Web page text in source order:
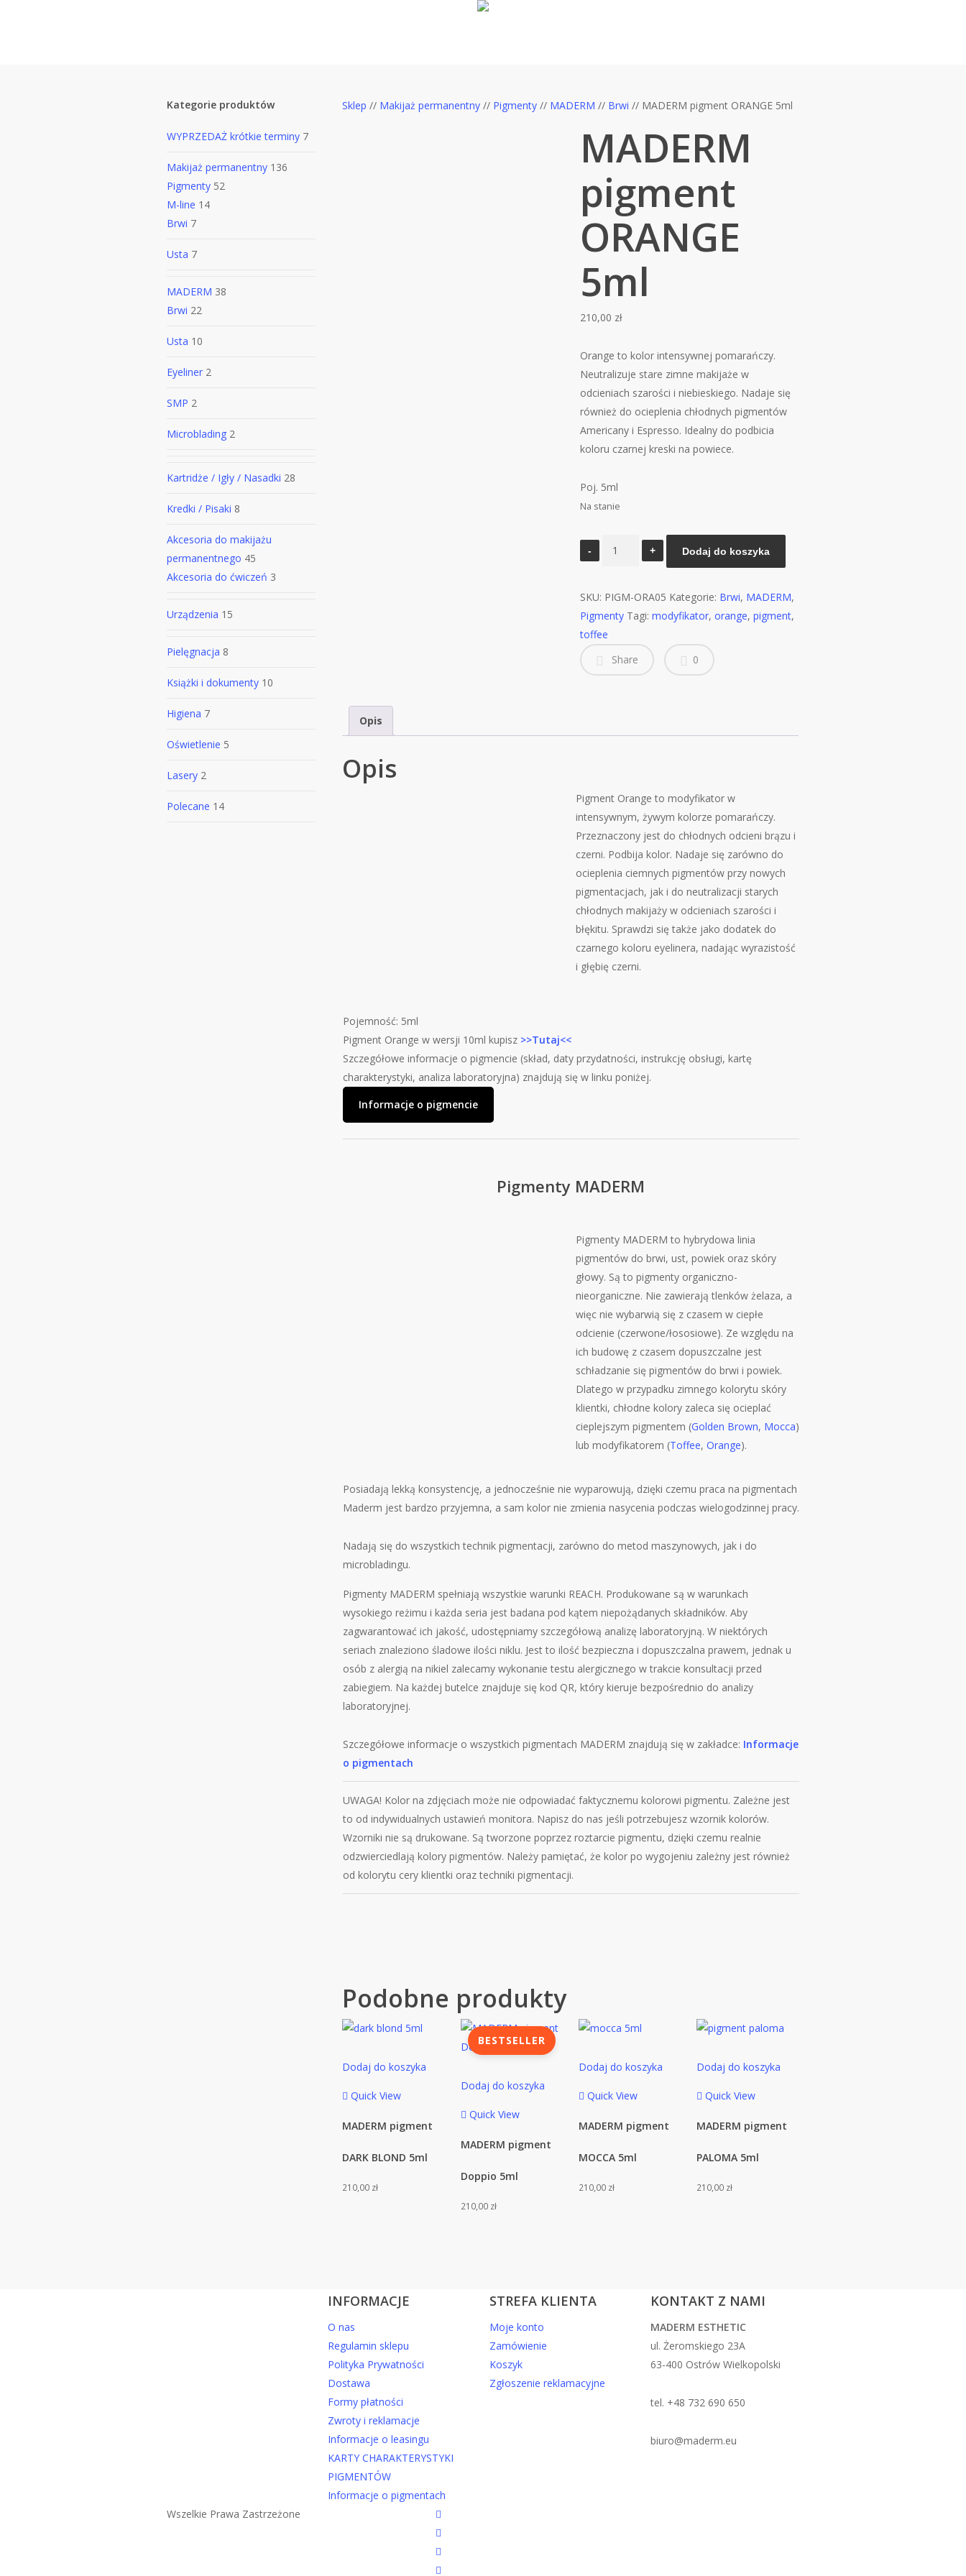
Kategorie produktów
WYPRZEDAŻ krótkie terminy 7
Makijaż permanentny 136
Pigmenty 52
M-line 14
Brwi 7
Usta 7
MADERM 38
Brwi 22
Usta 10
Eyeliner 2
SMP 2
Microblading 2
Kartridże / Igły / Nasadki 28
Kredki / Pisaki 8
Akcesoria do makijażu
permanentnego 45
Akcesoria do ćwiczeń 3
Urządzenia 15
Pielęgnacja 8
Książki i dokumenty 10
Higiena 7
Oświetlenie 5
Lasery 2
Polecane 14
Sklep // Makijaż permanentny // Pigmenty // MADERM // Brwi // MADERM pigment ORANGE 5ml
MADERM
pigment
ORANGE
5ml
210,00 zł
Orange to kolor intensywnej pomarańczy.
Neutralizuje stare zimne makijaże w
odcieniach szarości i niebieskiego. Nadaje się
również do ocieplenia chłodnych pigmentów
Americany i Espresso. Idealny do podbicia
koloru czarnej kreski na powiece.
Poj. 5ml
Na stanie
MADERM
ORANGE
5ml
Dodaj do koszyka
SKU: PIGM-ORA05 Kategorie: Brwi, MADERM,
Pigmenty Tagi: modyfikator, orange, pigment,
toffee
Share
0
Opis
Opis
Pigment Orange to modyfikator w
intensywnym, żywym kolorze pomarańczy.
Przeznaczony jest do chłodnych odcieni brązu i
czerni. Podbija kolor. Nadaje się zarówno do
ocieplenia ciemnych pigmentów przy nowych
pigmentacjach, jak i do neutralizacji starych
chłodnych makijaży w odcieniach szarości i
błękitu. Sprawdzi się także jako dodatek do
czarnego koloru eyelinera, nadając wyrazistość
i głębię czerni.
Pojemność: 5ml
Pigment Orange w wersji 10ml kupisz >>Tutaj<<
Szczegółowe informacje o pigmencie (skład, daty przydatności, instrukcję obsługi, kartę
charakterystyki, analiza laboratoryjna) znajdują się w linku poniżej.
Informacje o pigmencie
Pigmenty MADERM
Pigmenty MADERM to hybrydowa linia
pigmentów do brwi, ust, powiek oraz skóry
głowy. Są to pigmenty organiczno-
nieorganiczne. Nie zawierają tlenków żelaza, a
więc nie wybarwią się z czasem w ciepłe
odcienie (czerwone/łososiowe). Ze względu na
ich budowę z czasem dopuszczalne jest
schładzanie się pigmentów do brwi i powiek.
Dlatego w przypadku zimnego kolorytu skóry
klientki, chłodne kolory zaleca się ocieplać
cieplejszym pigmentem (Golden Brown, Mocca)
lub modyfikatorem (Toffee, Orange).
Posiadają lekką konsystencję, a jednocześnie nie wyparowują, dzięki czemu praca na pigmentach
Maderm jest bardzo przyjemna, a sam kolor nie zmienia nasycenia podczas wielogodzinnej pracy.
Nadają się do wszystkich technik pigmentacji, zarówno do metod maszynowych, jak i do
microbladingu.
Pigmenty MADERM spełniają wszystkie warunki REACH. Produkowane są w warunkach
wysokiego reżimu i każda seria jest badana pod kątem niepożądanych składników. Aby
zagwarantować ich jakość, udostępniamy szczegółową analizę laboratoryjną. W niektórych
seriach znaleziono śladowe ilości niklu. Jest to ilość bezpieczna i dopuszczalna prawem, jednak u
osób z alergią na nikiel zalecamy wykonanie testu alergicznego w trakcie konsultacji przed
zabiegiem. Na każdej butelce znajduje się kod QR, który kieruje bezpośrednio do analizy
laboratoryjnej.
Szczegółowe informacje o wszystkich pigmentach MADERM znajdują się w zakładce: Informacje
o pigmentach
UWAGA! Kolor na zdjęciach może nie odpowiadać faktycznemu kolorowi pigmentu. Zależne jest
to od indywidualnych ustawień monitora. Napisz do nas jeśli potrzebujesz wzornik kolorów.
Wzorniki nie są drukowane. Są tworzone poprzez roztarcie pigmentu, dzięki czemu realnie
odzwierciedlają kolory pigmentów. Należy pamiętać, że kolor po wygojeniu zależny jest również
od kolorytu cery klientki oraz techniki pigmentacji.
Podobne produkty
Dodaj do koszyka
Quick View
MADERM pigment
DARK BLOND 5ml
210,00 zł
BESTSELLER
Dodaj do koszyka
Quick View
MADERM pigment
Doppio 5ml
210,00 zł
Dodaj do koszyka
Quick View
MADERM pigment
MOCCA 5ml
210,00 zł
Dodaj do koszyka
Quick View
MADERM pigment
PALOMA 5ml
210,00 zł
INFORMACJE
O nas
Regulamin sklepu
Polityka Prywatności
Dostawa
Formy płatności
Zwroty i reklamacje
Informacje o leasingu
KARTY CHARAKTERYSTYKI
PIGMENTÓW
Informacje o pigmentach
STREFA KLIENTA
Moje konto
Zamówienie
Koszyk
Zgłoszenie reklamacyjne
KONTAKT Z NAMI
MADERM ESTHETIC
ul. Żeromskiego 23A
63-400 Ostrów Wielkopolski
tel. +48 732 690 650
biuro@maderm.eu
Wszelkie Prawa Zastrzeżone
twitter
facebook
youtube
instagram